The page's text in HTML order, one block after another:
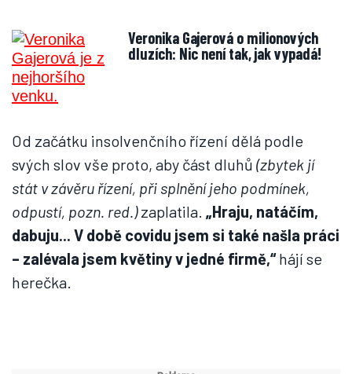
Veronika Gajerová o milionových
dluzích: Nic není tak, jak vypadá!
Od začátku insolvenčního řízení dělá podle
svých slov vše proto, aby část dluhů (zbytek jí
stát v závěru řízení, při splnění jeho podmínek,
odpustí, pozn. red.)zaplatila. „Hraju, natáčím,
dabuju... V době covidu jsem si také našla práci
– zalévala jsem květiny v jedné firmě,“hájí se
herečka.